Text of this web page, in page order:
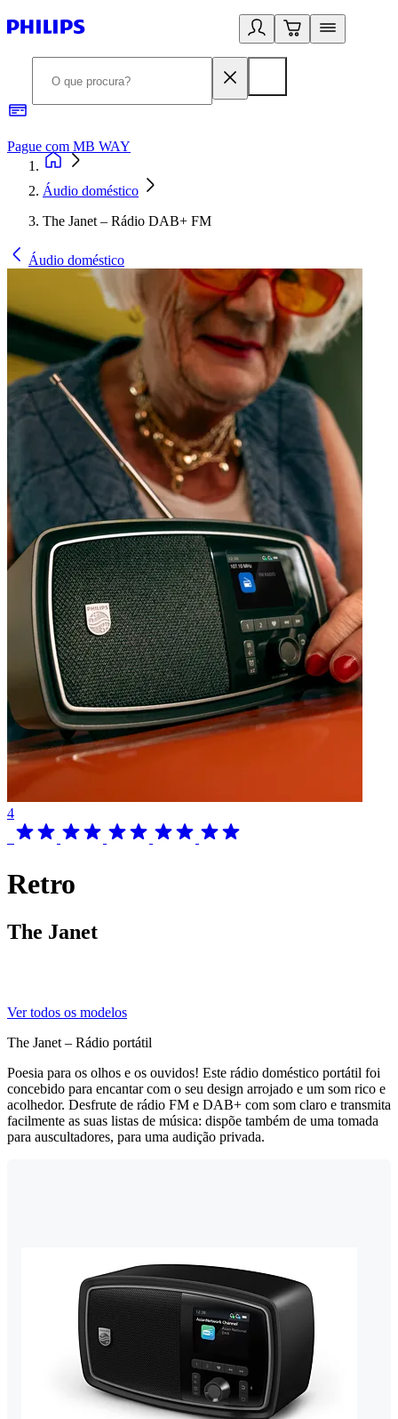
Pague com MB WAY
Áudio doméstico
The Janet – Rádio DAB+ FM
Áudio doméstico
4
Retro
The Janet
Ver todos os modelos
The Janet – Rádio portátil
Poesia para os olhos e os ouvidos! Este rádio doméstico portátil foi
concebido para encantar com o seu design arrojado e um som rico e
acolhedor. Desfrute de rádio FM e DAB+ com som claro e transmita
facilmente as suas listas de música: dispõe também de uma tomada
para auscultadores, para uma audição privada.